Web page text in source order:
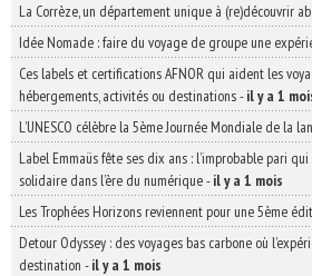
La Corrèze, un département unique à (re)découvrir
Idée Nomade : faire du voyage de groupe une
Ces labels et certifications AFNOR qui aident les
hébergements, activités ou destinations-il y a 1
L’UNESCO célèbre la 5ème Journée Mondiale de la
Label Emmaüs fête ses dix ans : l’improbable pari
solidaire dans l’ère du numérique-il y a 1 mois
Les Trophées Horizons reviennent pour une 5ème
Detour Odyssey : des voyages bas carbone où
destination -il y a 1 mois